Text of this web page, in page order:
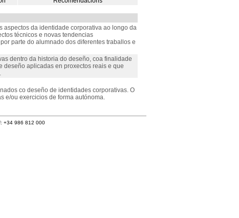
aspectos da identidade corporativa ao longo da
técnicos e novas tendencias
parte do alumnado dos diferentes traballos e
dentro da historia do deseño, coa finalidade
deseño aplicadas en proxectos reais e que
co deseño de identidades corporativas. O
e/ou exercicios de forma autónoma.
+34 986 812 000